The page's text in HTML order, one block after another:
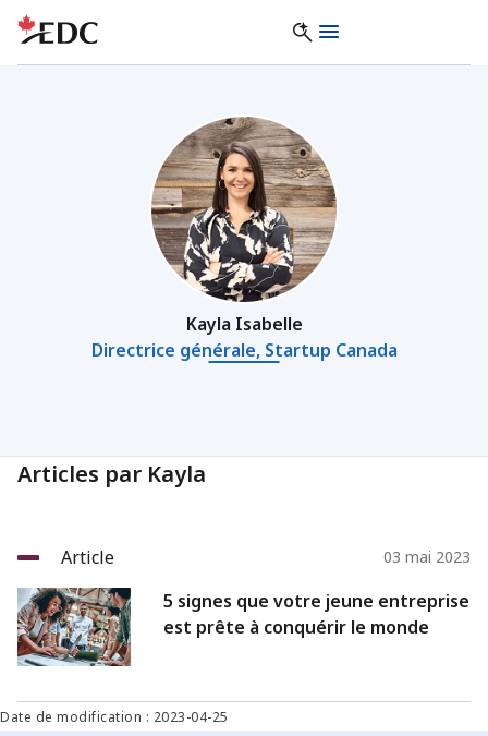
Kayla Isabelle
Directrice générale, Startup Canada
Articles par Kayla
Article 03 mai 2023
5 signes que votre jeune entreprise
est prête à conquérir le monde
Date de modification : 2023-04-25